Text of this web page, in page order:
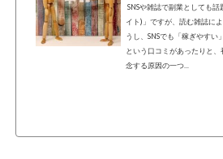
SNSや雑誌で副業としても
イト)」ですが、読む雑誌に
うし、SNSでも「稼ぎやすい
という口コミがあったりと
念する原因の一つ...